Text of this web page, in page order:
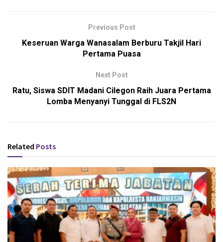
Previous Post
Keseruan Warga Wanasalam Berburu Takjil Hari
Pertama Puasa
Next Post
Ratu, Siswa SDIT Madani Cilegon Raih Juara Pertama
Lomba Menyanyi Tunggal di FLS2N
Related Posts